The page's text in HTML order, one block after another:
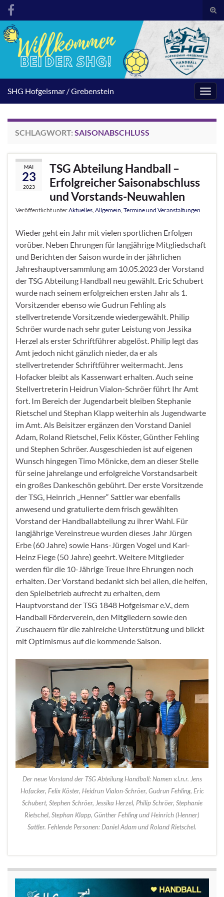
SHG Hofgeismar / Grebenstein
SCHLAGWORT: SAISONABSCHLUSS
MAI
23
2023
TSG Abteilung Handball –
Erfolgreicher Saisonabschluss
und Vorstands-Neuwahlen
Veröffentlicht unterAktuelles, Allgemein, Termine und Veranstaltungen
Wieder geht ein Jahr mit vielen sportlichen Erfolgen
vorüber. Neben Ehrungen für langjährige Mitgliedschaft
und Berichten der Saison wurde in der jährlichen
Jahreshauptversammlung am 10.05.2023 der Vorstand
der TSG Abteilung Handball neu gewählt. Eric Schubert
wurde nach seinem erfolgreichen ersten Jahr als 1.
Vorsitzender ebenso wie Gudrun Fehling als
stellvertretende Vorsitzende wiedergewählt. Philip
Schröer wurde nach sehr guter Leistung von Jessika
Herzel als erster Schriftführer abgelöst. Philip legt das
Amt jedoch nicht gänzlich nieder, da er als
stellvertretender Schriftführer weitermacht. Jens
Hofacker bleibt als Kassenwart erhalten. Auch seine
Stellvertreterin Heidrun Vialon-Schröer führt Ihr Amt
fort. Im Bereich der Jugendarbeit bleiben Stephanie
Rietschel und Stephan Klapp weiterhin als Jugendwarte
im Amt. Als Beisitzer ergänzen den Vorstand Daniel
Adam, Roland Rietschel, Felix Köster, Günther Fehling
und Stephen Schröer. Ausgeschieden ist auf eigenen
Wunsch hingegen Timo Mönicke, dem an dieser Stelle
für seine jahrelange und erfolgreiche Vorstandsarbeit
ein großes Dankeschön gebührt. Der erste Vorsitzende
der TSG, Heinrich „Henner“ Sattler war ebenfalls
anwesend und gratulierte dem frisch gewählten
Vorstand der Handballabteilung zu ihrer Wahl. Für
langjährige Vereinstreue wurden dieses Jahr Jürgen
Erbe (60 Jahre) sowie Hans-Jürgen Vogel und Karl-
Heinz Fiege (50 Jahre) geehrt. Weitere Mitglieder
werden für die 10-Jährige Treue Ihre Ehrungen noch
erhalten. Der Vorstand bedankt sich bei allen, die helfen,
den Spielbetrieb aufrecht zu erhalten, dem
Hauptvorstand der TSG 1848 Hofgeismar e.V., dem
Handball Förderverein, den Mitgliedern sowie den
Zuschauern für die zahlreiche Unterstützung und blickt
mit Optimismus auf die kommende Saison.
Der neue Vorstand der TSG Abteilung Handball: Namen v.l.n.r. Jens
Hofacker, Felix Köster, Heidrun Vialon-Schröer, Gudrun Fehling, Eric
Schubert, Stephen Schröer, Jessika Herzel, Philip Schröer, Stephanie
Rietschel, Stephan Klapp, Günther Fehling und Heinrich (Henner)
Sattler. Fehlende Personen: Daniel Adam und Roland Rietschel.